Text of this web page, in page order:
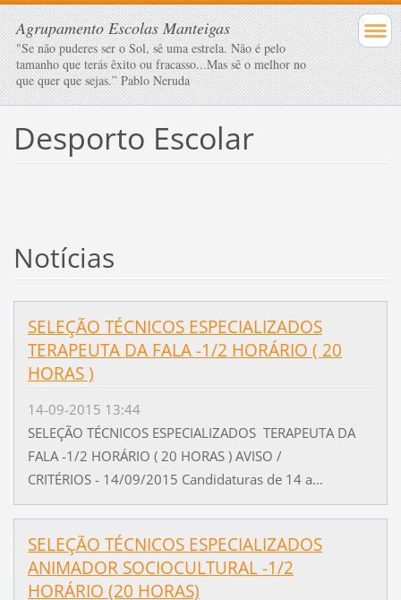
Agrupamento Escolas Manteigas
"Se não puderes ser o Sol, sê uma estrela. Não é pelo
tamanho que terás êxito ou fracasso...Mas sê o melhor no
que quer que sejas.” Pablo Neruda
Desporto Escolar
Notícias
SELEÇÃO TÉCNICOS ESPECIALIZADOS
TERAPEUTA DA FALA -1/2 HORÁRIO ( 20
HORAS )
14-09-2015 13:44
SELEÇÃO TÉCNICOS ESPECIALIZADOS TERAPEUTA DA
FALA -1/2 HORÁRIO ( 20 HORAS ) AVISO /
CRITÉRIOS - 14/09/2015 Candidaturas de 14 a...
SELEÇÃO TÉCNICOS ESPECIALIZADOS
ANIMADOR SOCIOCULTURAL -1/2
HORÁRIO (20 HORAS)